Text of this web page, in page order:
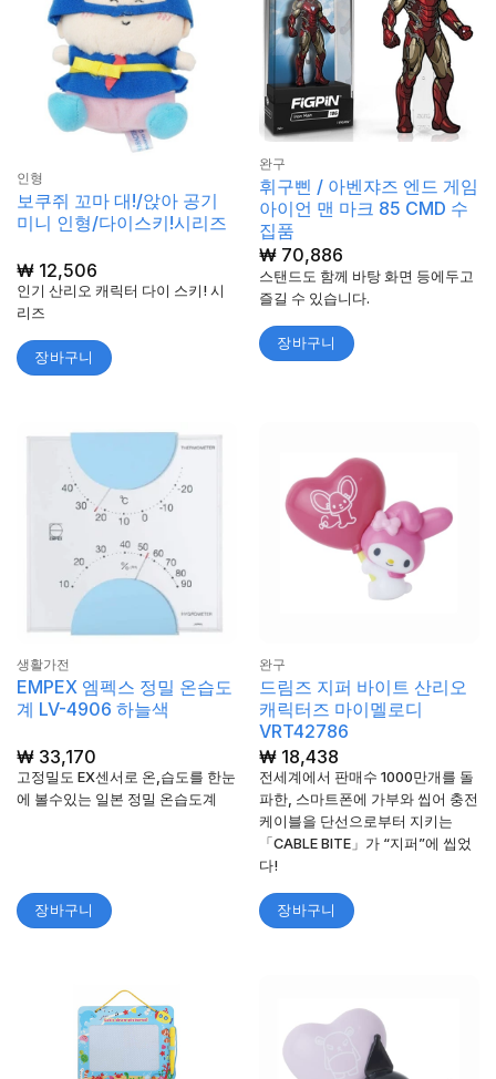
인형
보쿠쥐 꼬마 대!/앉아 공기
미니 인형/다이스키!시리즈
₩12,506
인기 산리오 캐릭터 다이 스키! 시
리즈
장바구니
완구
휘구삔 / 아벤쟈즈 엔드 게임
아이언 맨 마크 85 CMD 수
집품
₩70,886
스탠드도 함께 바탕 화면 등에두고
즐길 수 있습니다.
장바구니
생활가전
EMPEX 엠펙스 정밀 온습도
계 LV-4906 하늘색
₩33,170
고정밀도 EX센서로 온,습도를 한눈
에 볼수있는 일본 정밀 온습도계
장바구니
완구
드림즈 지퍼 바이트 산리오
캐릭터즈 마이멜로디
VRT42786
₩18,438
전세계에서 판매수 1000만개를 돌
파한, 스마트폰에 가부와 씹어 충전
케이블을 단선으로부터 지키는
「CABLE BITE」가 “지퍼”에 씹었
다!
장바구니